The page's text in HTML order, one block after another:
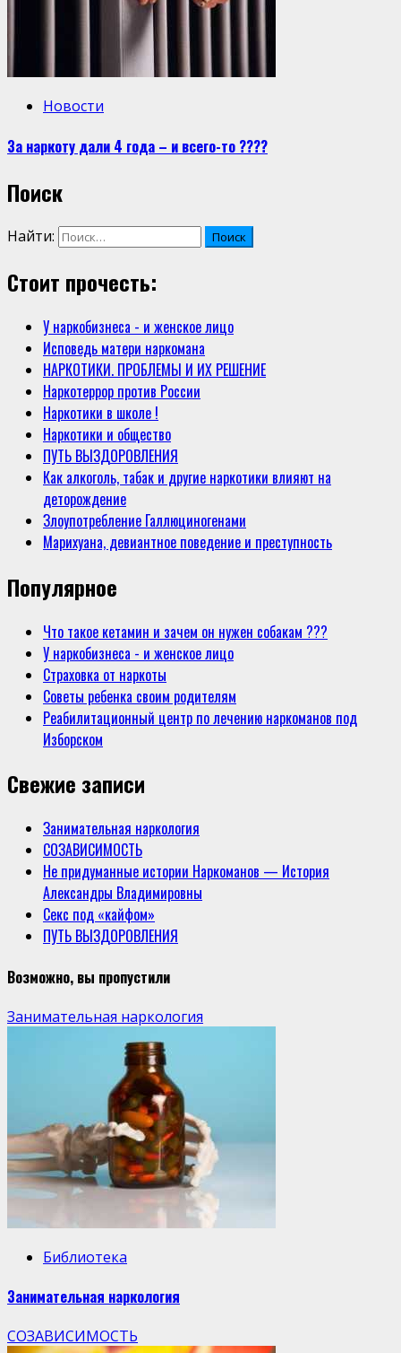
Новости
За наркоту дали 4 года – и всего-то ????
Поиск
Найти:
Стоит прочесть:
У наркобизнеса - и женское лицо
Исповедь матери наркомана
НАРКОТИКИ. ПРОБЛЕМЫ И ИХ РЕШЕНИЕ
Наркотеррор против России
Наркотики в школе !
Наркотики и общество
ПУТЬ ВЫЗДОРОВЛЕНИЯ
Как алкоголь, табак и другие наркотики влияют на
деторождение
Злоупотребление Галлюциногенами
Марихуана, девиантное поведение и преступность
Популярное
Что такое кетамин и зачем он нужен собакам ???
У наркобизнеса - и женское лицо
Страховка от наркоты
Советы ребенка своим родителям
Реабилитационный центр по лечению наркоманов под
Изборском
Свежие записи
Занимательная наркология
СОЗАВИСИМОСТЬ
Не придуманные истории Наркоманов — История
Александры Владимировны
Секс под «кайфом»
ПУТЬ ВЫЗДОРОВЛЕНИЯ
Возможно, вы пропустили
Занимательная наркология
Библиотека
Занимательная наркология
СОЗАВИСИМОСТЬ